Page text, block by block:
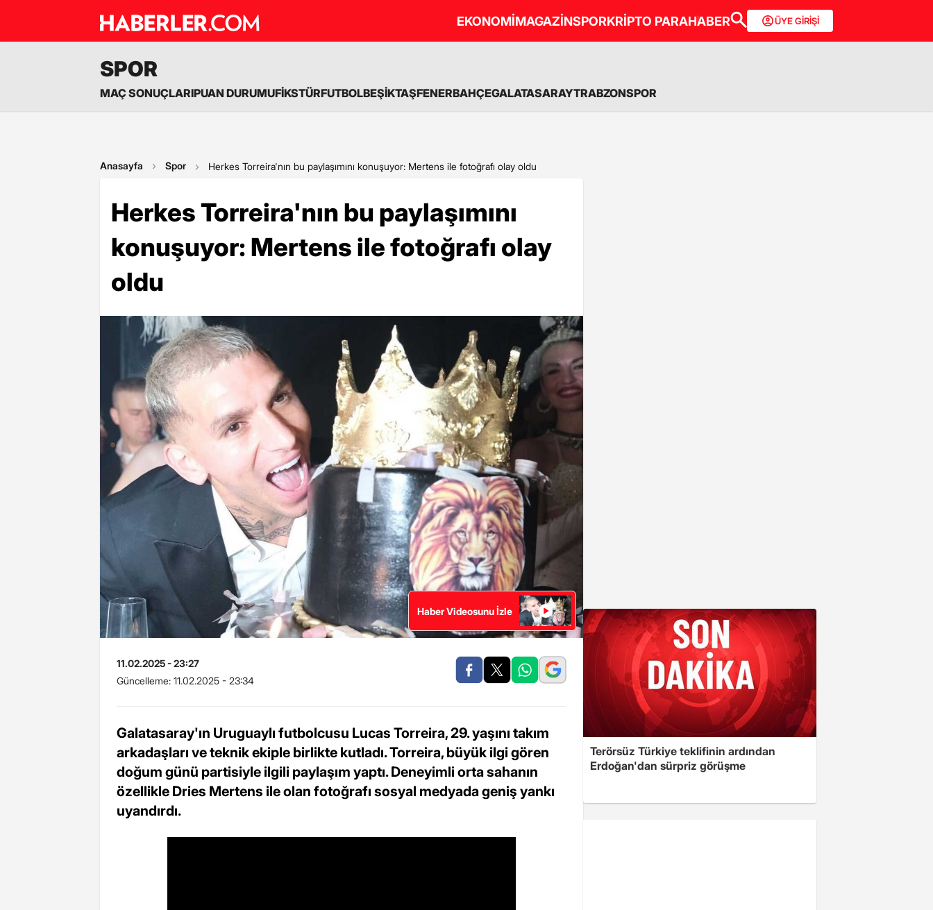
EKONOMİMAGAZİNSPORKRİPTO PARAHABER ÜYE GİRİŞİ
SPOR
MAÇ SONUÇLARIPUAN DURUMUFİKSTÜRFUTBOLBEŞİKTAŞFENERBAHÇEGALATASARAYTRABZONSPOR
Anasayfa Spor Herkes Torreira'nın bu paylaşımını konuşuyor: Mertens ile fotoğrafı olay oldu
Herkes Torreira'nın bu paylaşımını
konuşuyor: Mertens ile fotoğrafı olay
oldu
Haber Videosunu İzle
11.02.2025 - 23:27
Güncelleme: 11.02.2025 - 23:34
Galatasaray'ın Uruguaylı futbolcusu Lucas Torreira, 29. yaşını takım
arkadaşları ve teknik ekiple birlikte kutladı. Torreira, büyük ilgi gören
doğum günü partisiyle ilgili paylaşım yaptı. Deneyimli orta sahanın
özellikle Dries Mertens ile olan fotoğrafı sosyal medyada geniş yankı
uyandırdı.
Terörsüz Türkiye teklifinin ardından
Erdoğan'dan sürpriz görüşme